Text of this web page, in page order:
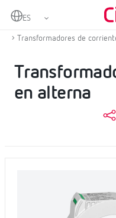
Home
Medida y
Transformadores de
en alterna